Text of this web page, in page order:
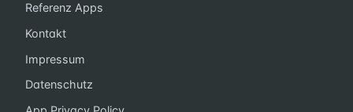
Referenz Apps
Kontakt
Impressum
Datenschutz